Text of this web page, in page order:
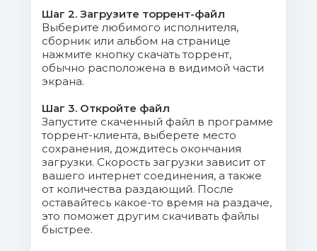
08. 140 ударов в минуту - Не
буди меня.mp3 (8.78 Mb)
09. Валерия Калинина -
Прикосновение.mp3 (8.99 Mb)
10. Стас Михайлов - Две
Души.mp3 (7.98 Mb)
11. Анастасия Кожевникова - Так,
Как Ты.mp3 (8.58 Mb)
12. Hammali & Navai - Ты
Шаг 2. Загрузите торрент-файл
Выберите любимого исполнителя,
сборник или альбом на странице
нажмите кнопку скачать торрент,
обычно расположена в видимой части
экрана.
Шаг 3. Откройте файл
Запустите скаченный файл в программе
торрент-клиента, выберете место
сохранения, дождитесь окончания
загрузки. Скорость загрузки зависит от
вашего интернет соединения, а также
от количества раздающий. После
оставайтесь какое-то время на раздаче,
это поможет другим скачивать файлы
быстрее.